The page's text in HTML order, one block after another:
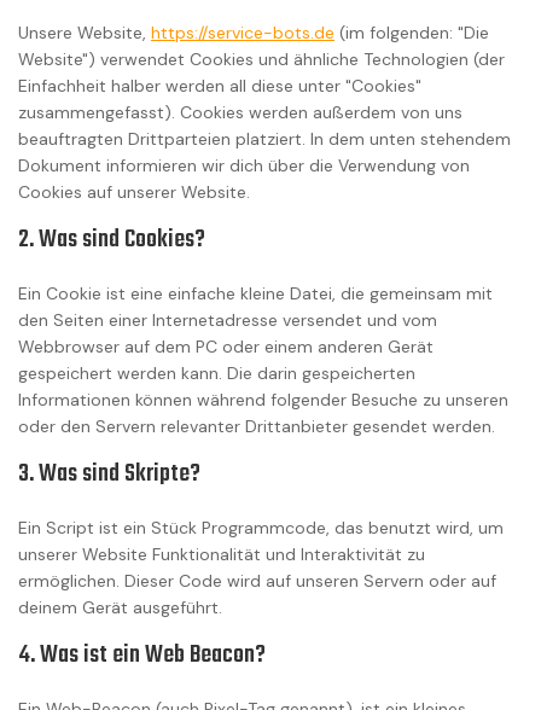
Unsere Website, https://service-bots.de (im folgenden: "Die
Website") verwendet Cookies und ähnliche Technologien (der
Einfachheit halber werden all diese unter "Cookies"
zusammengefasst). Cookies werden außerdem von uns
beauftragten Drittparteien platziert. In dem unten stehendem
Dokument informieren wir dich über die Verwendung von
Cookies auf unserer Website.
2. Was sind Cookies?
Ein Cookie ist eine einfache kleine Datei, die gemeinsam mit
den Seiten einer Internetadresse versendet und vom
Webbrowser auf dem PC oder einem anderen Gerät
gespeichert werden kann. Die darin gespeicherten
Informationen können während folgender Besuche zu unseren
oder den Servern relevanter Drittanbieter gesendet werden.
3. Was sind Skripte?
Ein Script ist ein Stück Programmcode, das benutzt wird, um
unserer Website Funktionalität und Interaktivität zu
ermöglichen. Dieser Code wird auf unseren Servern oder auf
deinem Gerät ausgeführt.
4. Was ist ein Web Beacon?